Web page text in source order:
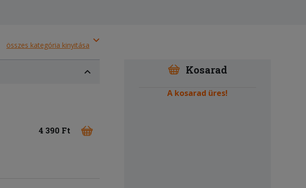
összes kategória kinyitása
4 390 Ft
Kosarad
A kosarad üres!